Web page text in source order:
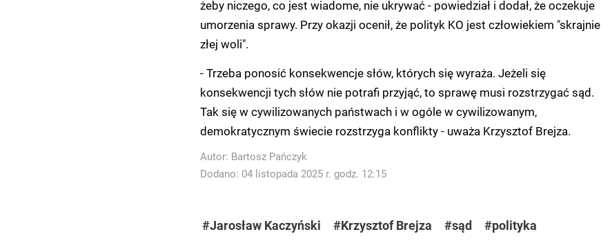
żeby niczego, co jest wiadome, nie ukrywać - powiedział i dodał, że oczekuje
umorzenia sprawy. Przy okazji ocenił, że polityk KO jest człowiekiem "skrajnie
złej woli".
- Trzeba ponosić konsekwencje słów, których się wyraża. Jeżeli się
konsekwencji tych słów nie potrafi przyjąć, to sprawę musi rozstrzygać sąd.
Tak się w cywilizowanych państwach i w ogóle w cywilizowanym,
demokratycznym świecie rozstrzyga konflikty - uważa Krzysztof Brejza.
Autor: Bartosz Pańczyk
Dodano: 04 listopada 2025 r. godz. 12:15
#Jarosław Kaczyński #Krzysztof Brejza #sąd #polityka